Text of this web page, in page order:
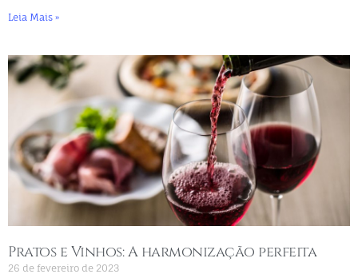
Leia Mais »
Pratos e Vinhos: A harmonização perfeita
26 de fevereiro de 2023